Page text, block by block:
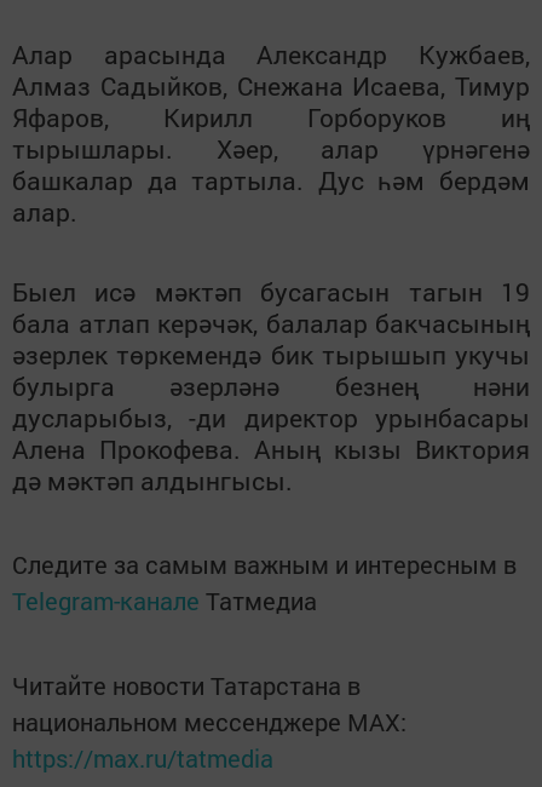
Алар арасында Александр Кужбаев,
Алмаз Садыйков, Снежана Исаева, Тимур
Яфаров, Кирилл Горборуков иң
тырышлары. Хәер, алар үрнәгенә
башкалар да тартыла. Дус һәм бердәм
алар.
Быел исә мәктәп бусагасын тагын 19
бала атлап керәчәк, балалар бакчасының
әзерлек төркемендә бик тырышып укучы
булырга әзерләнә безнең нәни
дусларыбыз, -ди директор урынбасары
Алена Прокофева. Аның кызы Виктория
дә мәктәп алдынгысы.
Следите за самым важным и интересным в
Telegram-канале Татмедиа
Читайте новости Татарстана в
национальном мессенджере MАХ:
https://max.ru/tatmedia